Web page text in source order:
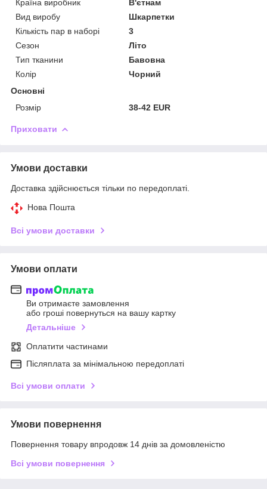
Країна виробник
В'єтнам
Вид виробу
Шкарпетки
Кількість пар в наборі
3
Сезон
Літо
Тип тканини
Бавовна
Колір
Чорний
Основні
Розмір
38-42 EUR
Приховати
Умови доставки
Доставка здійснюється тільки по передоплаті.
Нова Пошта
Всі умови доставки
Умови оплати
Ви отримаєте замовлення
або гроші повернуться на вашу картку
Детальніше
Оплатити частинами
Післяплата за мінімальною передоплаті
Всі умови оплати
Умови повернення
Повернення товару впродовж 14 днів за домовленістю
Всі умови повернення